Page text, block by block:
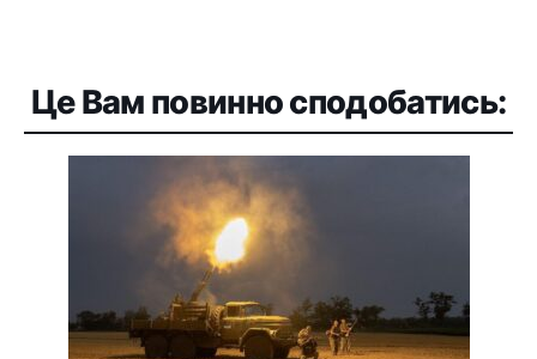
Це Вам повинно сподобатись: